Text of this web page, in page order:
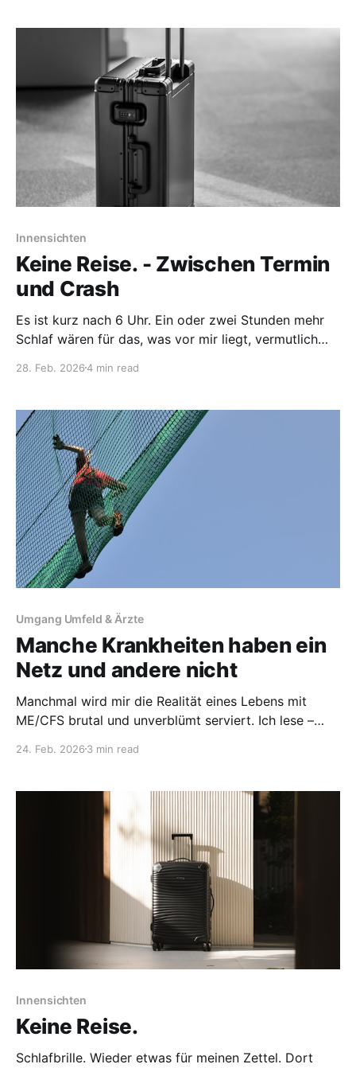
Innensichten
Keine Reise. - Zwischen Termin
und Crash
Es ist kurz nach 6 Uhr. Ein oder zwei Stunden mehr
Schlaf wären für das, was vor mir liegt, vermutlich
Doch auch heute bin ich unruhig. Zu viele Gedanken.
Muss ich noch etwas einpacken? Dieses innere
28. Feb. 20264 min read
Umgang Umfeld & Ärzte
Manche Krankheiten haben ein
Netz und andere nicht
Manchmal wird mir die Realität eines Lebens mit
ME/CFS brutal und unverblümt serviert. Ich lese –
Protagonistin die Diagnose eines bereits
gleichzeitig mit dieser Diagnose treten andere Dinge
auf den Plan: eine Psychoonkologin für die Erkrankte
24. Feb. 2026 3 min read
Innensichten
Keine Reise.
Schlafbrille. Wieder etwas für meinen Zettel. Dort